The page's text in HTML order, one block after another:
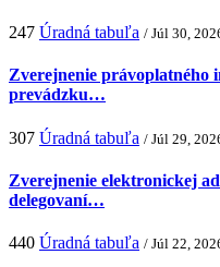
247 Úradná tabuľa / Júl 30,
Zverejnenie právoplatného
prevádzku…
307 Úradná tabuľa / Júl 29,
Zverejnenie elektronickej
delegovaní…
440 Úradná tabuľa / Júl 22,